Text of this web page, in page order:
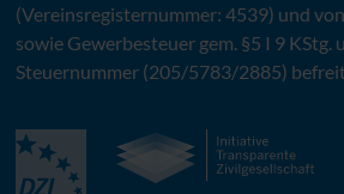
(Vereinsregisternummer: 4539) und
sowie Gewerbesteuer gem. §5 I 9 KStg.
Steuernummer (205/5783/2885)